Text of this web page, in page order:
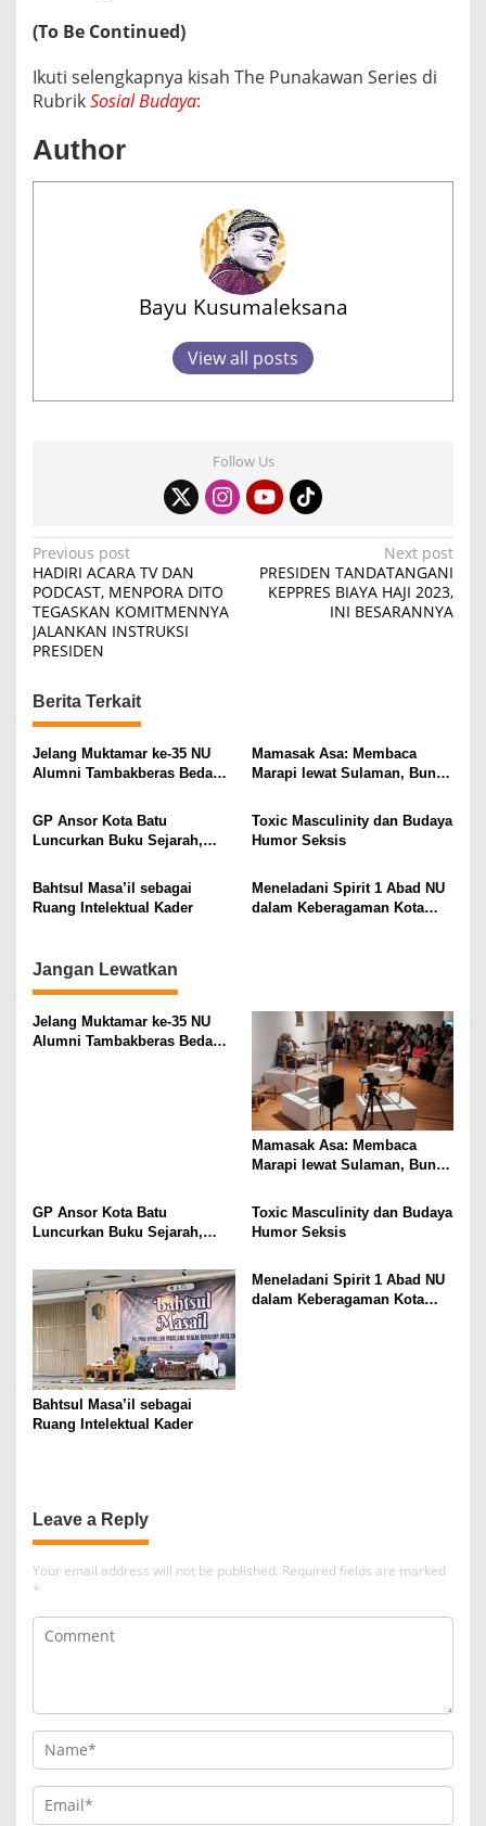
(To Be Continued)
Ikuti selengkapnya kisah The Punakawan Series di
RubrikSosial Budaya:
Author
Bayu Kusumaleksana
View all posts
Follow Us
P
o
s
t
a
v
i
a
i
o
Previous post
HADIRI ACARA TV DAN
PODCAST, MENPORA DITO
TEGASKAN KOMITMENNYA
JALANKAN INSTRUKSI
PRESIDEN
Next post
PRESIDEN TANDATANGANI
KEPPRES BIAYA HAJI 2023,
INI BESARANNYA
Berita Terkait
Jelang Muktamar ke-35 NU
Alumni Tambakberas Bedah
Mamasak Asa: Membaca
Marapi lewat Sulaman, Bunyi,
Minangkabau
GP Ansor Kota Batu
Luncurkan Buku Sejarah,
Toxic Masculinity dan Budaya
Humor Seksis
Bahtsul Masa’il sebagai
Ruang Intelektual Kader
Meneladani Spirit 1 Abad NU
dalam Keberagaman Kota
Jangan Lewatkan
Jelang Muktamar ke-35 NU
Alumni Tambakberas Bedah
Mamasak Asa: Membaca
Marapi lewat Sulaman, Bunyi,
Minangkabau
GP Ansor Kota Batu
Luncurkan Buku Sejarah,
Toxic Masculinity dan Budaya
Humor Seksis
Bahtsul Masa’il sebagai
Ruang Intelektual Kader
Meneladani Spirit 1 Abad NU
dalam Keberagaman Kota
Leave a Reply
Your email address will not be published. Required fields are marked
*